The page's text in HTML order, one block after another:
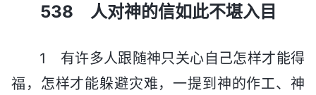
538 人对神的信如此不堪入目
1 有许多人跟随神只关心自己怎样才能得
福，怎样才能躲避灾难，一提到神的作工、神